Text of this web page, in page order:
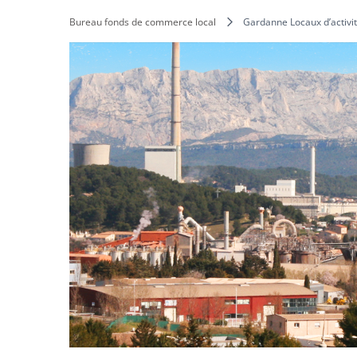
Bureau fonds de commerce local Gardanne Locaux